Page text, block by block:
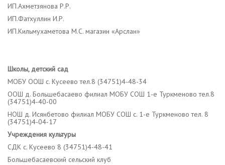
ИП.Ахметзянова Р.Р.
ИП.Фатхуллин И.Р.
ИП.Кильмухаметова М.С. магазин «Арслан»
Школы, детский сад
МОБУ ООШ с. Кусеево тел.8 (34751)4-48-34
ООШ д. Большебасаево филиал МОБУ СОШ 1-е Туркменово тел.8
(34751)4-40-00
НОШ д. Исянбетово филиал МОБУ СОШ с. 1-е Туркменово тел. 8
(34751)4-04-17
Учреждения культуры
СДК с. Кусеево 8 (34751)4-48-41
Большебасаевский сельский клуб